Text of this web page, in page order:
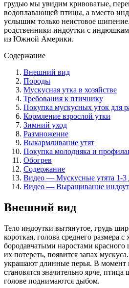
грудью мы увидим кривоватые,
водоплавающей птицы, а вместо
услышим только неистовое
родственники индоутки с
из Южной Америки.
Содержание
Внешний вид
Породы
Мускусная утка в хозяйстве
Требования к птичнику
Покупка мускусных уток для
Кормление взрослой утки
Зимний уход
Размножение
Выкармливание утят
Покупка молодняка и
Обогрев
Содержание
Видео — Мускусные утята 1-3
Видео — Выращивание
Внешний вид
Тело индоутки вытянутое, грудь
короткая, голова среднего размера
бородавчатыми наростами красного
их потереть, появится запах
украшают длинные перья. В момент
становятся значительно ярче,
голове поднимаются дыбом.